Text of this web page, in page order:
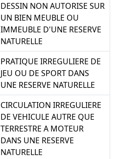
DESSIN NON AUTORISE SUR
UN BIEN MEUBLE OU
IMMEUBLE D'UNE RESERVE
NATURELLE
PRATIQUE IRREGULIERE DE
JEU OU DE SPORT DANS
UNE RESERVE NATURELLE
CIRCULATION IRREGULIERE
DE VEHICULE AUTRE QUE
TERRESTRE A MOTEUR
DANS UNE RESERVE
NATURELLE